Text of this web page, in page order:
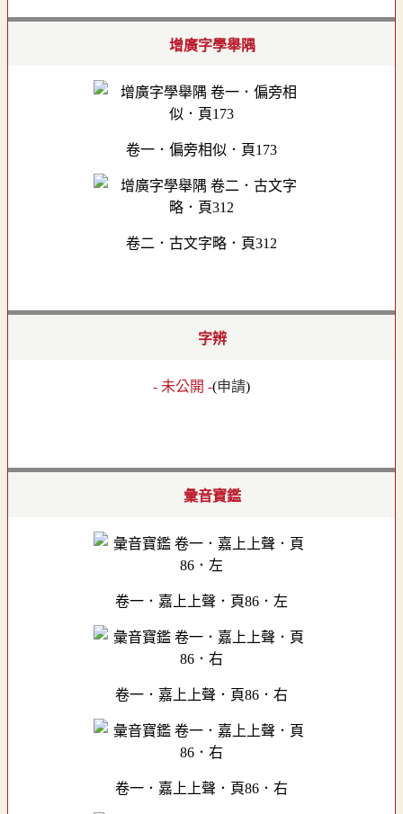
增廣字學舉隅
卷一．偏旁相似．頁173
卷二．古文字略．頁312
字辨
- 未公開 -(申請)
彙音寶鑑
卷一．嘉上上聲．頁86．左
卷一．嘉上上聲．頁86．右
卷一．嘉上上聲．頁86．右